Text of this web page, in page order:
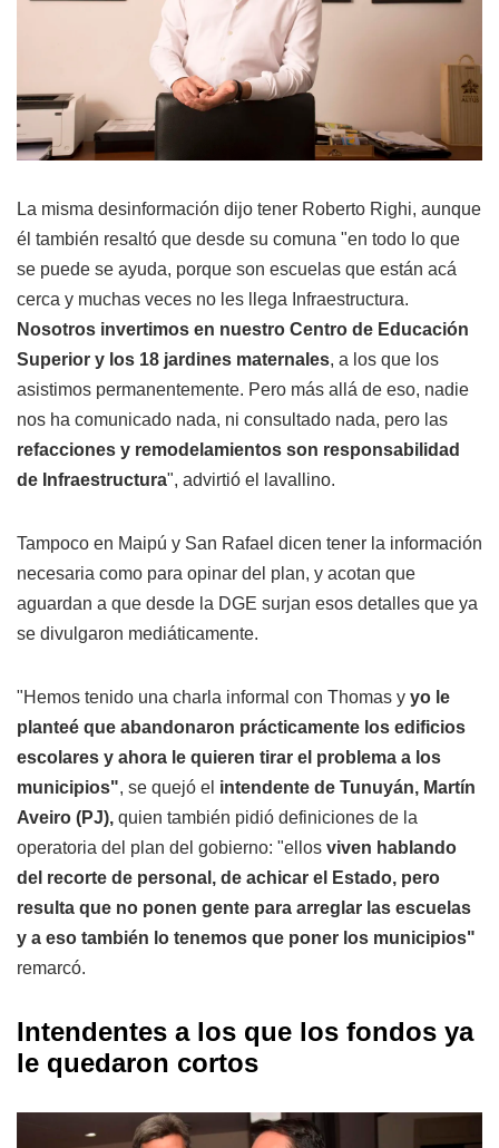
La misma desinformación dijo tener Roberto Righi, aunque
él también resaltó que desde su comuna "en todo lo que
se puede se ayuda, porque son escuelas que están acá
cerca y muchas veces no les llega Infraestructura.
Nosotros invertimos en nuestro Centro de Educación
Superior y los 18 jardines maternales, a los que los
asistimos permanentemente. Pero más allá de eso, nadie
nos ha comunicado nada, ni consultado nada, pero las
refacciones y remodelamientos son responsabilidad
de Infraestructura", advirtió el lavallino.
Tampoco en Maipú y San Rafael dicen tener la información
necesaria como para opinar del plan, y acotan que
aguardan a que desde la DGE surjan esos detalles que ya
se divulgaron mediáticamente.
"Hemos tenido una charla informal con Thomas y yo le
planteé que abandonaron prácticamente los edificios
escolares y ahora le quieren tirar el problema a los
municipios", se quejó el intendente de Tunuyán, Martín
Aveiro (PJ), quien también pidió definiciones de la
operatoria del plan del gobierno: "ellos viven hablando
del recorte de personal, de achicar el Estado, pero
resulta que no ponen gente para arreglar las escuelas
y a eso también lo tenemos que poner los municipios"
remarcó.
Intendentes a los que los fondos ya
le quedaron cortos